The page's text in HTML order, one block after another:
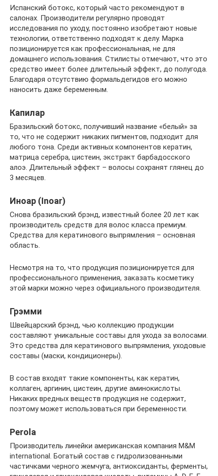
Испанский ботокс, который часто рекомендуют в
салонах. Производители регулярно проводят
исследования по уходу, постоянно изобретают новые
технологии, ответственно подходят к делу. Марка
позиционируется как профессиональная, не для
домашнего использования. Стилисты отмечают, что это
средство имеет более длительный эффект, до полугода.
Благодаря отсутствию формальдегидов его можно
наносить даже беременным.
Капилар
Бразильский ботокс, получивший название «белый» за
то, что не содержит никаких пигментов, подходит для
любого тона. Среди активных компонентов кератин,
матрица серебра, цистеин, экстракт барбадосского
алоэ. Длительный эффект – волосы сохранят глянец до
3 месяцев.
Иноар (Inoar)
Снова бразильский брэнд, известный более 20 лет как
производитель средств для волос класса премиум.
Средства для кератинового выпрямления – основная
область.
Несмотря на то, что продукция позиционируется для
профессионального применения, заказать косметику
этой марки можно через официального производителя.
Грэмми
Швейцарский брэнд, чью коллекцию продукции
составляют уникальные составы для ухода за волосами.
Это средства для кератинового выпрямления, уходовые
составы (маски, кондиционеры).
В состав входят такие компоненты, как кератин,
коллаген, аргинин, цистеин, другие аминокислоты.
Никаких вредных веществ продукция не содержит,
поэтому может использоваться при беременности.
Perola
Производитель линейки американская компания M&M
international. Богатый состав с гидролизованными
частичками черного жемчуга, антиоксиданты, ферменты,